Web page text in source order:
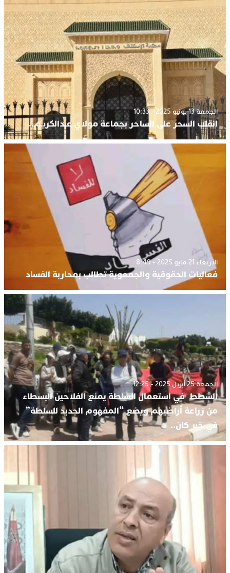
الجمعة 13 يونيو 2025 - 10:33
انقلب السحر على الساحر بجماعة مولاي عبدالكريم..
الأربعاء 21 مايو 2025 - 8:49
فعاليات الحقوقية والجمعوية تطالب بمحاربة الفساد
الجمعة 25 أبريل 2025 - 12:25
الشطط في استعمال السلطة يمنع الفلاحين البسطاء
من زراعة أراضيهم ويضع “المفهوم الجديد للسلطة”
في خبر كان..